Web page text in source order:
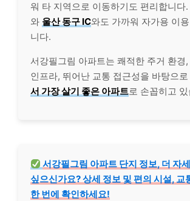
워 타 지역으로 이동하기도 편리합니다.
와 울산 동구 IC와도 가까워 자가용 이
니다.
서강필그림 아파트는 쾌적한 주거 환경
인프라, 뛰어난 교통 접근성을 바탕으로
서 가장 살기 좋은 아파트로 손꼽히고
서강필그림 아파트 단지 정보, 더 자
싶으신가요? 상세 정보 및 편의 시설, 교
한 번에 확인하세요!